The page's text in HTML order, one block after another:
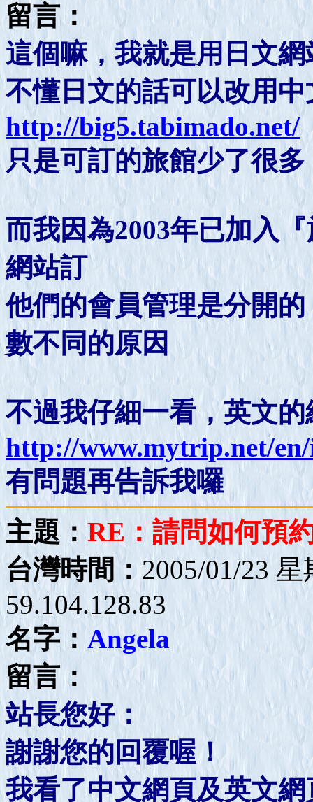
留言：
這個嘛，我就是用日文
不懂日文的話可以改用
http://big5.tabimado.net/
只是可訂的旅館少了很
而我因為2003年已加入
網站訂
他們的會員管理是分開
數不同的原因
不過我仔細一看，英文
http://www.mytrip.net/
有問題再告訴我囉
主題：RE：請問如何預
台灣時間：2005/01/23
59.104.128.83
名字：Angela
留言：
站長您好：
謝謝您的回覆喔！
我看了中文網頁及英文網